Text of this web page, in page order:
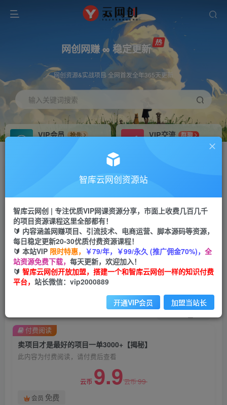
网创网赚 ∞ 稳定更新
网创资源&实战项目 全网首发全年365天更新
输入关键词搜索
VIP会员
抢先
VIP交流
群聊
研究探讨更多创业项目路子。
会员专属推广链接
网赚网创 项目
365天稳定跟新
APP下载
GO
首页 创业课程 会员免费 正文
卖项目才是最好的项目一单3000+【揭秘】
关注 私信
卖项目才是最好的项目一单3000+【揭秘】
此内容为付费阅读，请付费后查看
云币 9.9云币99
会员 免费
付费阅读
智库云网创资源站
智库云网创 | 专注优质VIP网课资源分享，市面上收费几百几千
的项目资源课程这里全部都有！
🔰 内容涵盖网赚项目、引流技术、电商运营、脚本源码等资源，
每日稳定更新20-30优质付费资源课程！
🔰 本站VIP 限时特惠， ￥79/年，￥99/永久 (推广佣金70%)， 全
站资源免费下载， 每天更新，欢迎加入！
🔰 智库云网创开放加盟，搭建一个和智库云网创一样的知识付费
平台， 站长微信：vip2000889
开通VIP会员 加盟当站长